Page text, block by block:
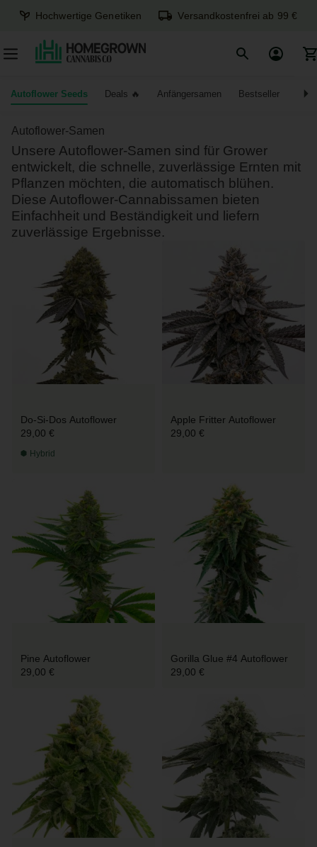
Hochwertige Genetiken Versandkostenfrei ab 99 €
Autoflower Seeds Deals Anfängersamen Bestseller
Autoflower-Samen
Unsere Autoflower-Samen sind für Grower
entwickelt, die schnelle, zuverlässige Ernten mit
Pflanzen möchten, die automatisch blühen.
Diese Autoflower-Cannabissamen bieten
Einfachheit und Beständigkeit und liefern
zuverlässige Ergebnisse.
Do-Si-Dos Autoflower
29,00 €
Hybrid
Apple Fritter Autoflower
29,00 €
Pine Autoflower
29,00 €
Gorilla Glue #4 Autoflower
29,00 €